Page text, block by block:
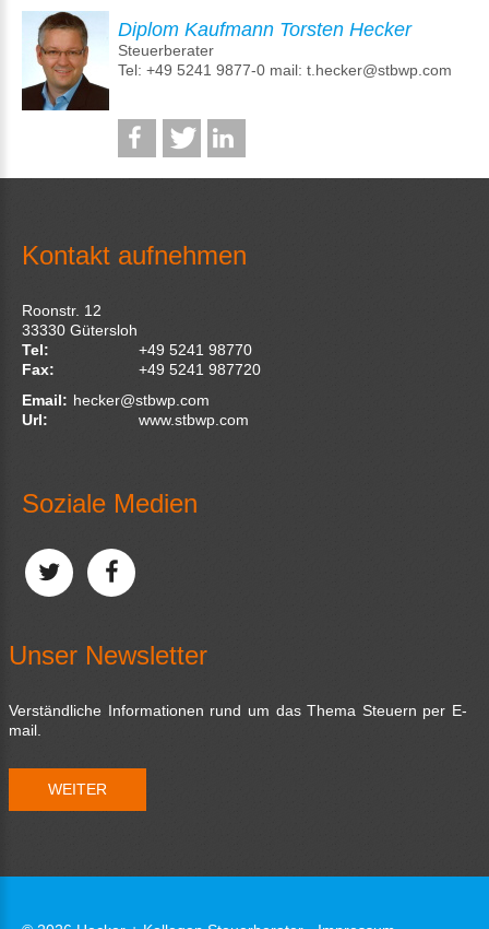
Diplom Kaufmann Torsten Hecker
Steuerberater
Tel: +49 5241 9877-0 mail: t.hecker@stbwp.com
Kontakt aufnehmen
Roonstr. 12
33330 Gütersloh
Tel:
+49 5241 98770
Fax:
+49 5241 987720
Email: hecker@stbwp.com
Url:
www.stbwp.com
Soziale Medien
Unser Newsletter
Verständliche Informationen rund um das Thema Steuern per E-
mail.
WEITER